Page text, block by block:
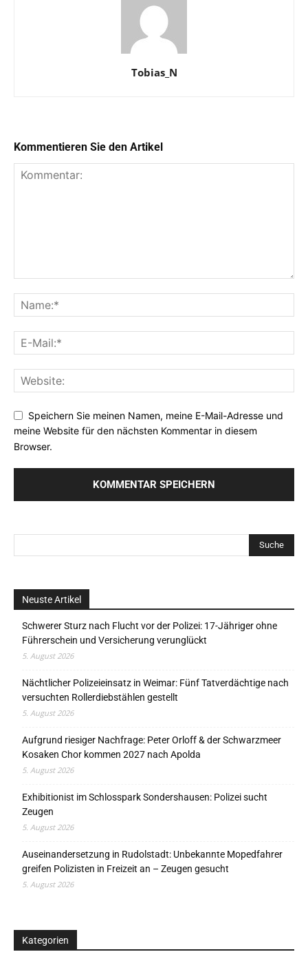
Tobias_N
Kommentieren Sie den Artikel
Speichern Sie meinen Namen, meine E-Mail-Adresse und
meine Website für den nächsten Kommentar in diesem
Browser.
Neuste Artikel
Schwerer Sturz nach Flucht vor der Polizei: 17-Jähriger ohne
Führerschein und Versicherung verunglückt
5. August 2026
Nächtlicher Polizeieinsatz in Weimar: Fünf Tatverdächtige nach
versuchten Rollerdiebstählen gestellt
5. August 2026
Aufgrund riesiger Nachfrage: Peter Orloff & der Schwarzmeer
Kosaken Chor kommen 2027 nach Apolda
5. August 2026
Exhibitionist im Schlosspark Sondershausen: Polizei sucht
Zeugen
5. August 2026
Auseinandersetzung in Rudolstadt: Unbekannte Mopedfahrer
greifen Polizisten in Freizeit an – Zeugen gesucht
5. August 2026
Kategorien